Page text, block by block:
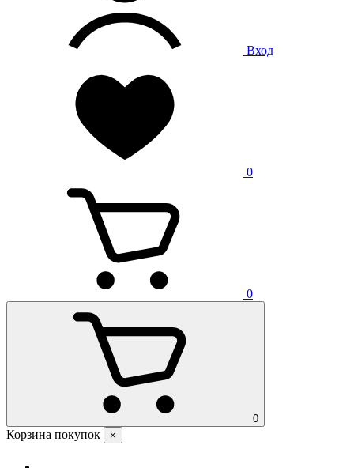
Вход
0
0
0
Корзина покупок ×